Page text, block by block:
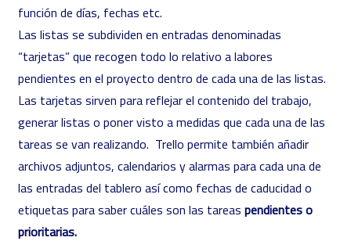
función de días, fechas etc.
Las listas se subdividen en entradas denominadas
“tarjetas” que recogen todo lo relativo a labores
pendientes en el proyecto dentro de cada una de las listas.
Las tarjetas sirven para reflejar el contenido del trabajo,
generar listas o poner visto a medidas que cada una de las
tareas se van realizando. Trello permite también añadir
archivos adjuntos, calendarios y alarmas para cada una de
las entradas del tablero así como fechas de caducidad o
etiquetas para saber cuáles son las tareas pendientes o
prioritarias.